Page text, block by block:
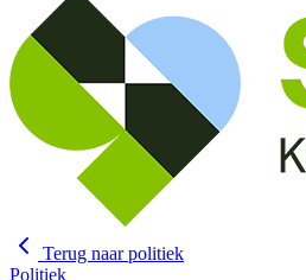
Terug naarpolitiek
Politiek